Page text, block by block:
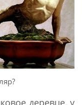
деревце, у